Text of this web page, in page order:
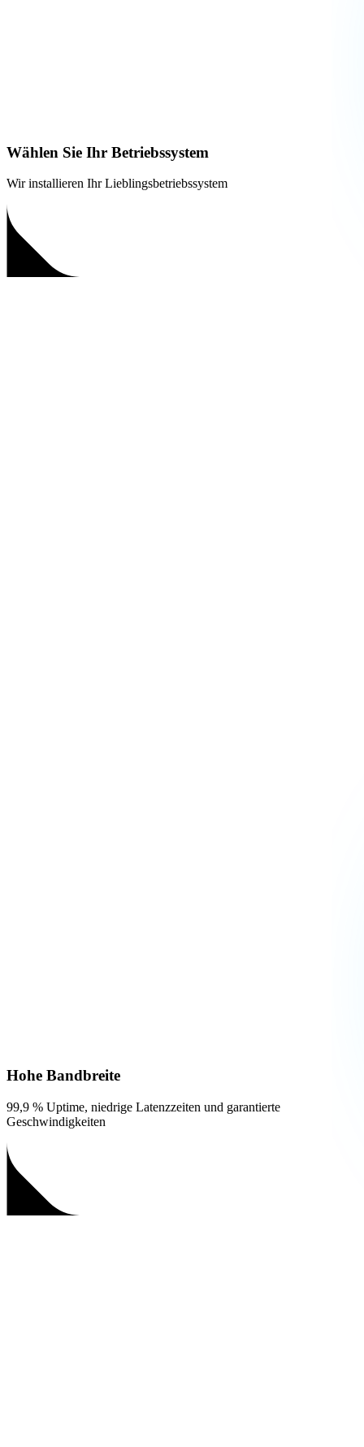
Wählen Sie Ihr Betriebssystem
Wir installieren Ihr Lieblingsbetriebssystem
Hohe Bandbreite
99,9 % Uptime, niedrige Latenzzeiten und garantierte
Geschwindigkeiten